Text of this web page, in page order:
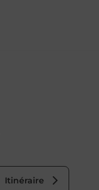
Itinéraire